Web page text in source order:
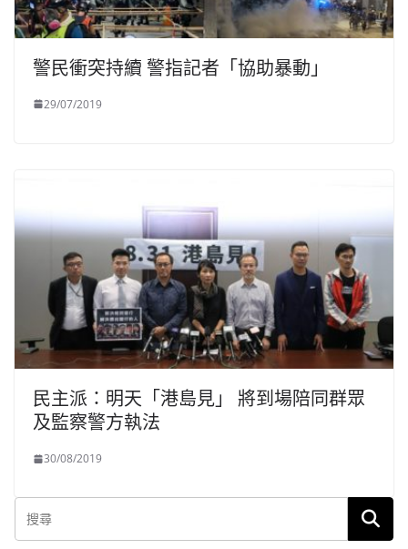
警民衝突持續 警指記者「協助暴動」
29/07/2019
民主派：明天「港島見」 將到場陪同群眾
及監察警方執法
30/08/2019